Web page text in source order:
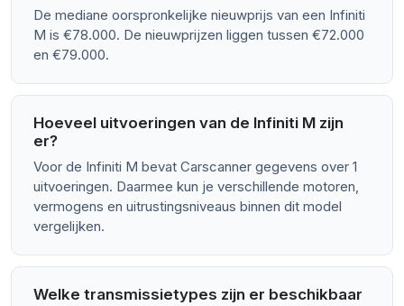
De mediane oorspronkelijke nieuwprijs van een Infiniti
M is €78.000. De nieuwprijzen liggen tussen €72.000
en €79.000.
Hoeveel uitvoeringen van de Infiniti M zijn
er?
Voor de Infiniti M bevat Carscanner gegevens over 1
uitvoeringen. Daarmee kun je verschillende motoren,
vermogens en uitrustingsniveaus binnen dit model
vergelijken.
Welke transmissietypes zijn er beschikbaar